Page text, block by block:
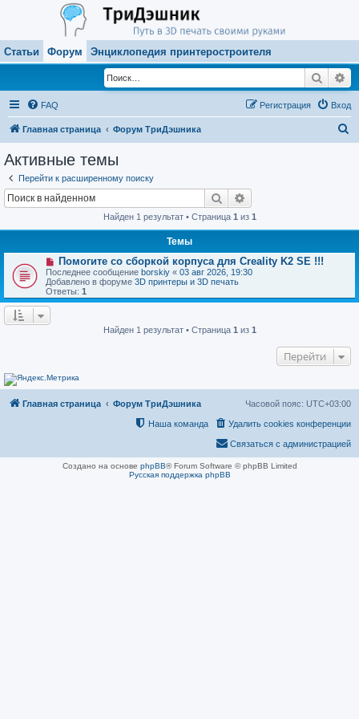
Статьи Форум Энциклопедия принтеростроителя
Поиск
FAQ Вход
Регистрация
Главная страница Форум ТриДэшника
Активные темы
Перейти к расширенному поиску
Поиск
Найден 1 результат • Страница 1 из 1
Темы
Н
о
в
о
е
и
Помогите со сборкой корпуса для Creality K2 SE !!!
Последнее сообщение borskiy « 03 авг 2026, 19:30
Добавлено в форуме 3D принтеры и 3D печать
Ответы: 1
Найден 1 результат • Страница 1 из 1
Перейти
Главная страница Форум ТриДэшника Часовой пояс: UTC+03:00
Удалить cookies конференции
Наша команда
Связаться с администрацией
Создано на основе phpBB® Forum Software © phpBB Limited
Русская поддержка phpBB